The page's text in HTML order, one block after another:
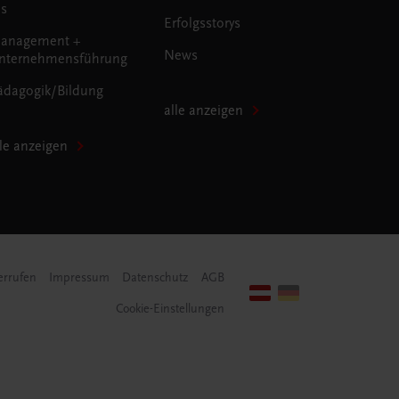
+
Bildung
anzeigen
Erfolgsstorys
News
alle anzeigen
Impressum Datenschutz AGB
Cookie-Einstellungen